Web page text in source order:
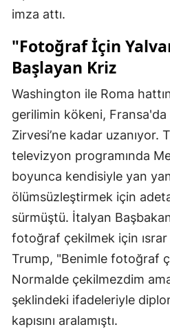
imza attı.
"Fotoğraf İçin
Başlayan Kriz
Washington ile Roma
gerilimin kökeni,
Zirvesi’ne kadar uzanıyor.
televizyon programında
boyunca kendisiyle yan
ölümsüzleştirmek için adeta
sürmüştü. İtalyan
fotoğraf çekilmek için
Trump, "Benimle fotoğraf
Normalde çekilmezdim
şeklindeki ifadeleriyle
kapısını aralamıştı.